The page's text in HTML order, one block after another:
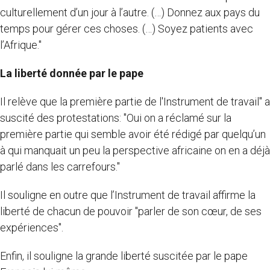
culturellement d’un jour à l’autre. (…) Donnez aux pays du
temps pour gérer ces choses. (…) Soyez patients avec
l’Afrique."
La liberté donnée par le pape
Il relève que la première partie de l'Instrument de travail" a
suscité des protestations: "Oui on a réclamé sur la
première partie qui semble avoir été rédigé par quelqu’un
à qui manquait un peu la perspective africaine on en a déjà
parlé dans les carrefours."
Il souligne en outre que l’Instrument de travail affirme la
liberté de chacun de pouvoir "parler de son cœur, de ses
expériences".
Enfin, il souligne la grande liberté suscitée par le pape